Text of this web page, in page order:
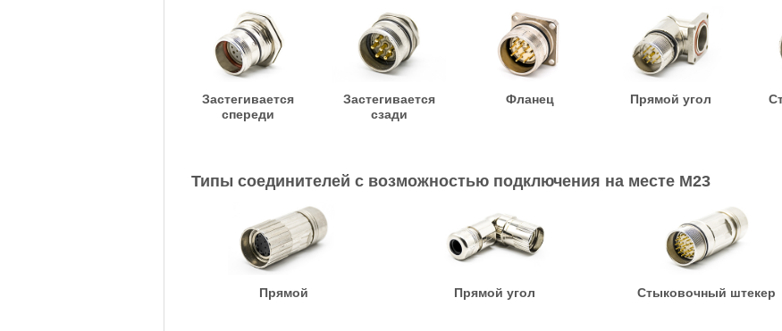
Застегивается
спереди
Застегивается
сзади
Фланец Прямой угол
Типы соединителей с возможностью подключения на месте M23
Прямой Прямой угол Стыковочный штекер